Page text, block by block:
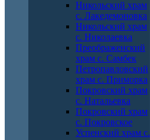
Никольский храм
с. Лакедемоновка
Никольский храм
с. Николаевка
Преображенский
храм с. Самбек
Петропавловский
храм с. Приморка
Покровский храм
с. Натальевка
Покровский храм
с. Покровское
Успенский храм с.